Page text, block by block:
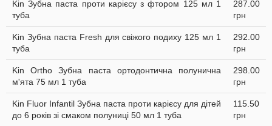
Kin Зубна паста проти карієсу з фтором 125 мл 1
туба
287.00
грн
Kin Зубна паста Fresh для свіжого подиху 125 мл 1
туба
292.00
грн
Kin Ortho Зубна паста ортодонтична полунична
м'ята 75 мл 1 туба
298.00
грн
Kin Fluor Infantil Зубна паста проти карієсу для дітей
до 6 років зі смаком полуниці 50 мл 1 туба
115.50
грн